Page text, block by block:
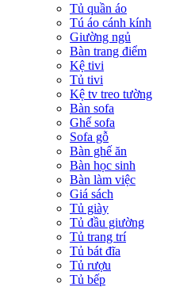
Tủ quần áo
Tú áo cánh kính
Giường ngủ
Bàn trang điểm
Kệ tivi
Tủ tivi
Kệ tv treo tường
Bàn sofa
Ghế sofa
Sofa gỗ
Bàn ghế ăn
Bàn học sinh
Bàn làm việc
Giá sách
Tủ giày
Tủ đầu giường
Tủ trang trí
Tủ bát đĩa
Tủ rượu
Tủ bếp